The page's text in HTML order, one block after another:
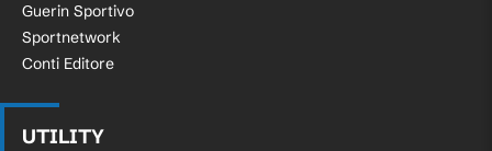
Guerin Sportivo
Sportnetwork
Conti Editore
UTILITY